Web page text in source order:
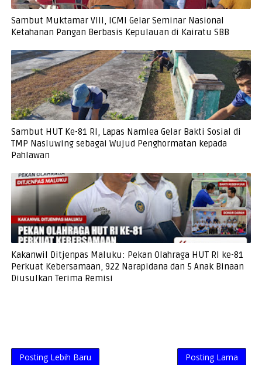
Sambut Muktamar VIII, ICMI Gelar Seminar Nasional
Ketahanan Pangan Berbasis Kepulauan di Kairatu SBB
Sambut HUT Ke-81 RI, Lapas Namlea Gelar Bakti Sosial di
TMP Nasluwing sebagai Wujud Penghormatan kepada
Pahlawan
Kakanwil Ditjenpas Maluku: Pekan Olahraga HUT RI ke-81
Perkuat Kebersamaan, 922 Narapidana dan 5 Anak Binaan
Diusulkan Terima Remisi
Posting Lebih Baru Posting Lama